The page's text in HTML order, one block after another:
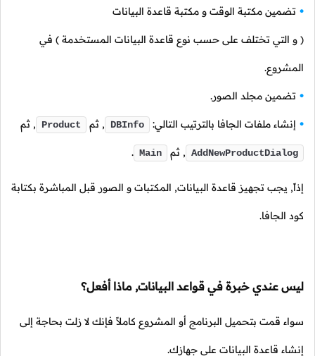
تضمين مكتبة الوقت و مكتبة قاعدة البيانات
( و التي تختلف على حسب نوع قاعدة البيانات المستخدمة ) في
المشروع.
تضمين مجلد الصور.
إنشاء ملفات الجافا بالترتيب التالي: DBInfo , ثم Product , ثم
AddNewProductDialog , ثم Main
.
إذاً, يجب تجهيز قاعدة البيانات, المكتبات و الصور قبل المباشرة بكتابة
كود الجافا.
ليس عندي خبرة في قواعد البيانات, ماذا أفعل؟
سواء قمت بتحميل البرنامج أو المشروع كاملاً فإنك لا زلت بحاجة إلى
إنشاء قاعدة البيانات على جهازك.